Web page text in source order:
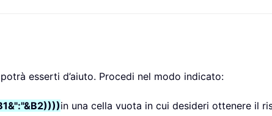
esserti d’aiuto. Procedi nel modo indicato:
in una cella vuota in cui desideri ottenere il